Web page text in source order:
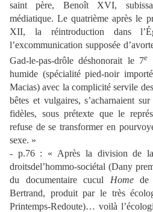
saint père, Benoît XVI,
médiatique. Le quatrième après le
XII, la réintroduction dans
l’excommunication supposée
Gad-le-pas-drôle déshonorait le 7e
humide (spécialité pied-noir
Macias) avec la complicité servile
bêtes et vulgaires, s’acharnaient
fidèles, sous prétexte que le
refuse de se transformer en
sexe. »
- p.76 : « Après la division de la
droitsdel’hommo-sociétal (Dany
du documentaire cucul Homede
Bertrand, produit par le très
Printemps-Redoute)… voilà